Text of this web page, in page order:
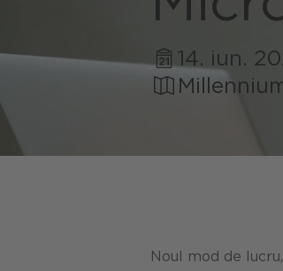
14. iun.
Noul mod de